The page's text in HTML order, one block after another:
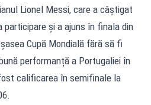
Lionel Messi, care a câștigat
participare și a ajuns în finala din
Cupă Mondială fără să fi
performanță a Portugaliei în
calificarea în semifinale la